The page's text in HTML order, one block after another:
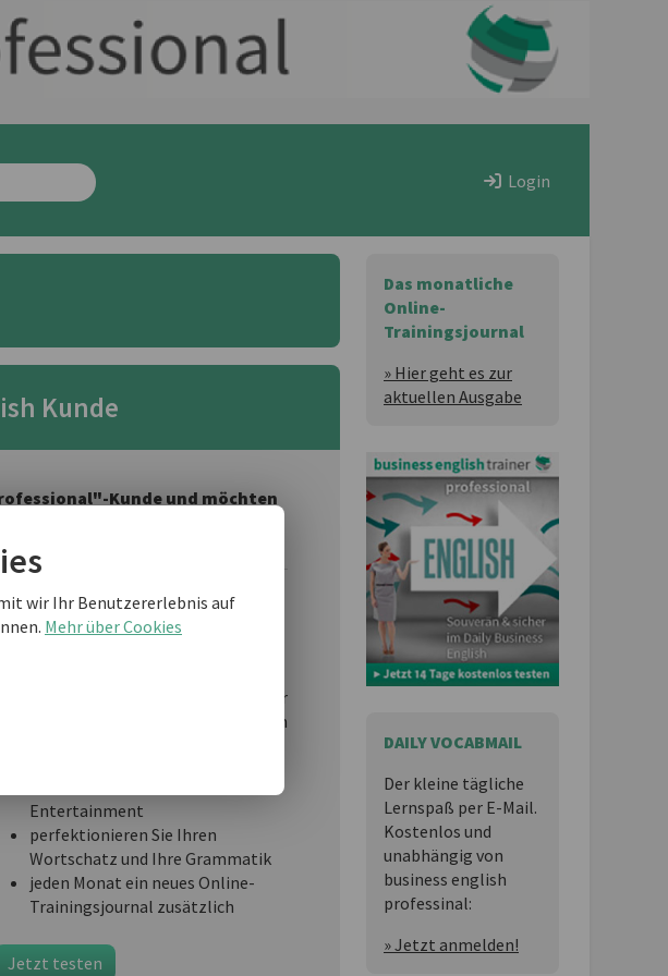
wir Ihr Benutzererlebnis auf
Mehr über Cookies
Login
Das monatliche
Online-
Trainingsjournal
» Hier geht es zur
aktuellen Ausgabe
DAILY VOCABMAIL
Der kleine tägliche
Lernspaß per E-Mail.
Kostenlos und
unabhängig von
business english
professinal:
» Jetzt anmelden!
Kunde
Kunde und möchten
english professional
Know-How und täglichem Lernspaß für
Ihr professionelles Business English im
Entertainment
perfektionieren Sie Ihren
Wortschatz und Ihre Grammatik
jeden Monat ein neues Online-
Trainingsjournal zusätzlich
Jetzt testen